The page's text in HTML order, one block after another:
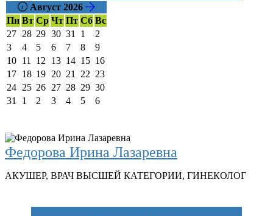
Август 2026
Пн Вт Ср Чт Пт Сб Вс
27 28 29 30 31 1
2
3
4 5 6 7 8
9
10 11 12 13 14 15 16
17 18 19 20 21 22 23
24 25 26 27 28 29 30
31
1 2 3 4 5 6
Федорова Ирина Лазаревна
АКУШЕР, ВРАЧ ВЫСШЕЙ КАТЕГОРИИ, ГИНЕКОЛОГ